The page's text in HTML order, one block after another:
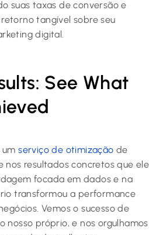
suas taxas de conversão e
tangível sobre seu
digital.
See What
umserviço de otimização de
nos resultados concretos que ele
focada em dados e na
transformou a performance
Vemos o sucesso de
nosso próprio, e nos orgulhamos